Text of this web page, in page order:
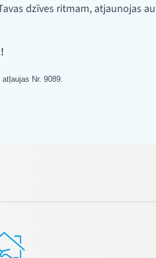
dzīves ritmam, atjaunojas
Nr. 9089.